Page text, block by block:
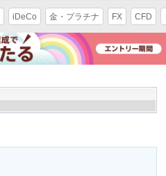
iDeCo 金・プラチナ FX CFD